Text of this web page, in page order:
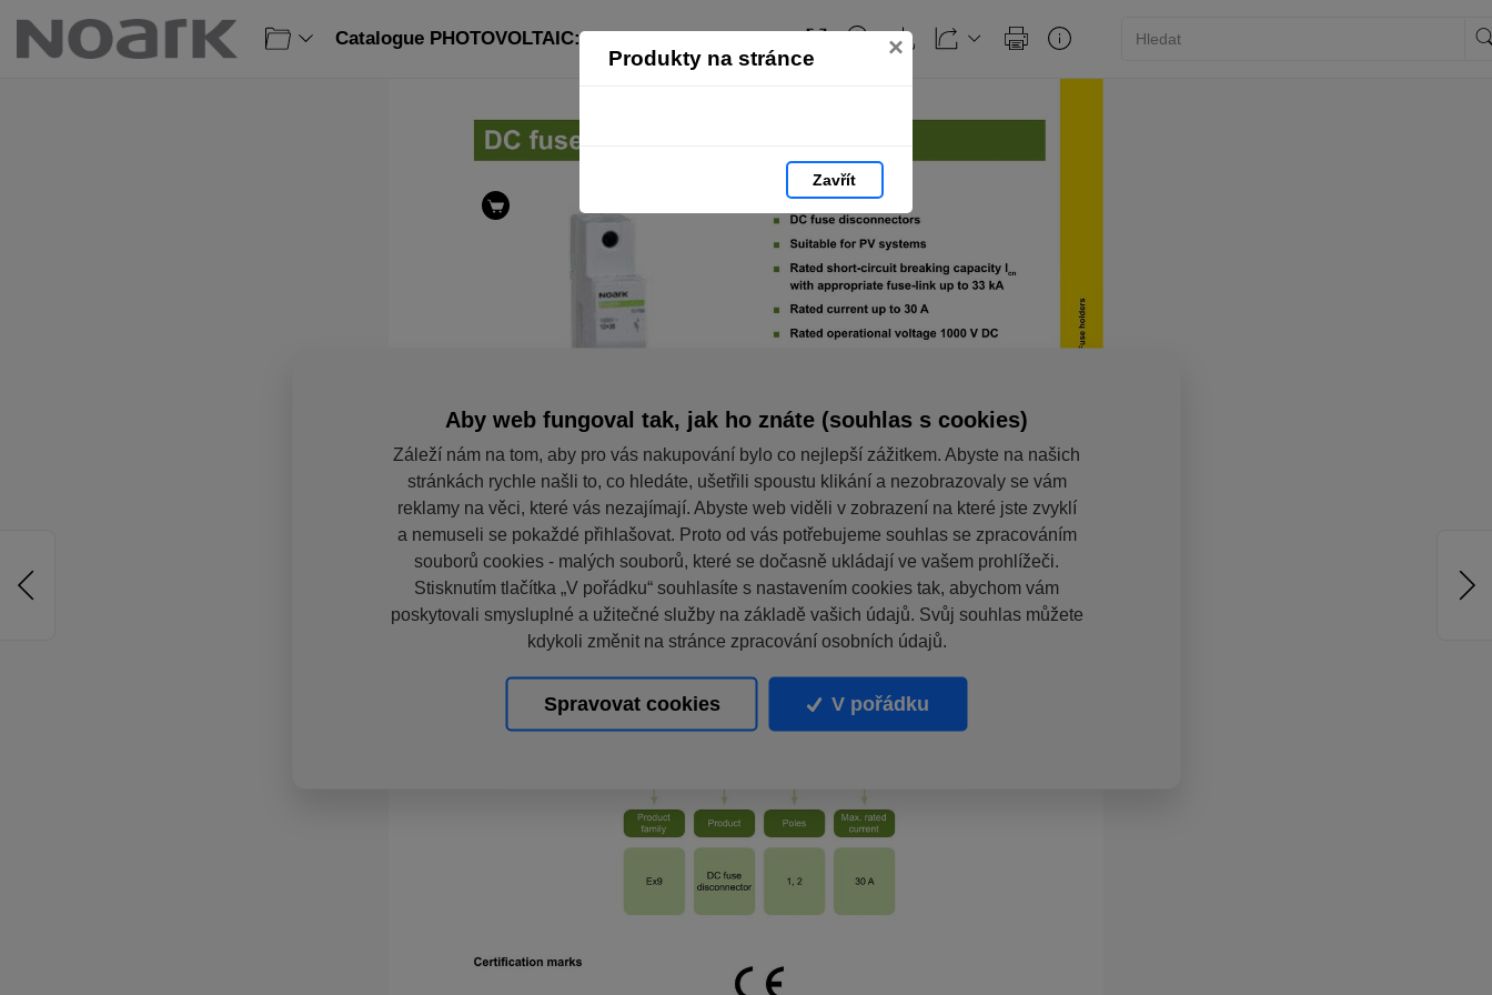
Produkty na stránce ×
Zavřít
Catalogue PHOTOVOLTAIC: strana 57
Aby web fungoval tak, jak ho znáte (souhlas s cookies)
Záleží nám na tom, aby pro vás nakupování bylo co nejlepší zážitkem. Abyste na našich
stránkách rychle našli to, co hledáte, ušetřili spoustu klikání a nezobrazovaly se vám
reklamy na věci, které vás nezajímají. Abyste web viděli v zobrazení na které jste zvyklí
a nemuseli se pokaždé přihlašovat. Proto od vás potřebujeme souhlas se zpracováním
souborů cookies - malých souborů, které se dočasně ukládají ve vašem prohlížeči.
Stisknutím tlačítka „V pořádku“ souhlasíte s nastavením cookies tak, abychom vám
poskytovali smysluplné a užitečné služby na základě vašich údajů. Svůj souhlas můžete
kdykoli změnit na stránce zpracování osobních údajů.
Spravovat cookies V pořádku